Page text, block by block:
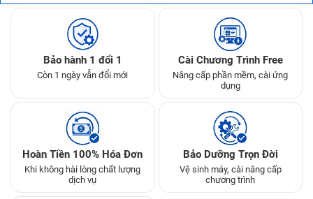
Bảo hành 1 đổi 1
Còn 1 ngày vẫn đổi mới
Cài Chương Trình Free
Nâng cấp phần mềm, cài ứng
dụng
Hoàn Tiền 100% Hóa Đơn
Khi không hài lòng chất lượng
dịch vụ
Bảo Dưỡng Trọn Đời
Vệ sinh máy, cài nâng cấp
chương trình